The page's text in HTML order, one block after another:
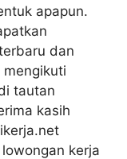
apapun.
dan
tautan
kasih
kerja